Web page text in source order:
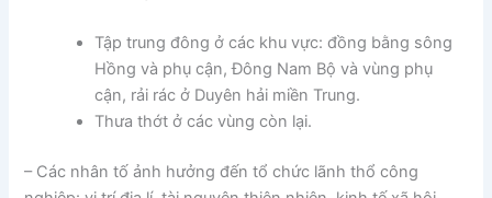
Tập trung đông ở các khu vực: đồng bằng sông
Hồng và phụ cận, Đông Nam Bộ và vùng phụ
cận, rải rác ở Duyên hải miền Trung.
Thưa thớt ở các vùng còn lại.
– Các nhân tố ảnh hưởng đến tổ chức lãnh thổ công